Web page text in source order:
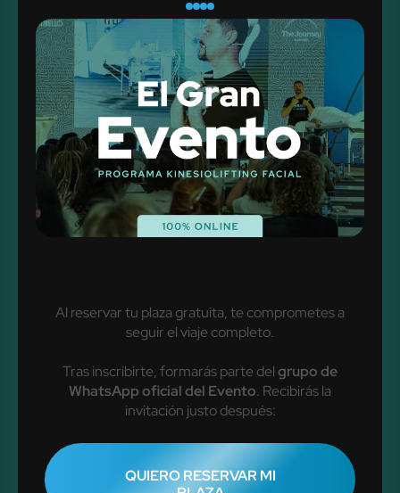
Al reservar tu plaza gratuita, te comprometes a
seguir el viaje completo.
Tras inscribirte, formarás parte delgrupo de
WhatsApp oficial del Evento. Recibirás la
invitación justo después:
QUIERO RESERVAR MI